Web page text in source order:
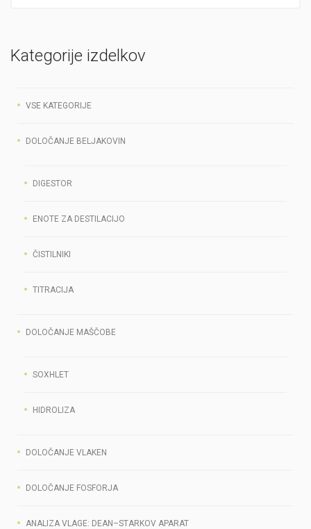
Kategorije izdelkov
VSE KATEGORIJE
DOLOČANJE BELJAKOVIN
DIGESTOR
ENOTE ZA DESTILACIJO
ČISTILNIKI
TITRACIJA
DOLOČANJE MAŠČOBE
SOXHLET
HIDROLIZA
DOLOČANJE VLAKEN
DOLOČANJE FOSFORJA
ANALIZA VLAGE: DEAN–STARKOV APARAT